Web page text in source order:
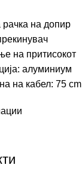
на допир
на притисокот
алуминиум
на кабел: 75 cm